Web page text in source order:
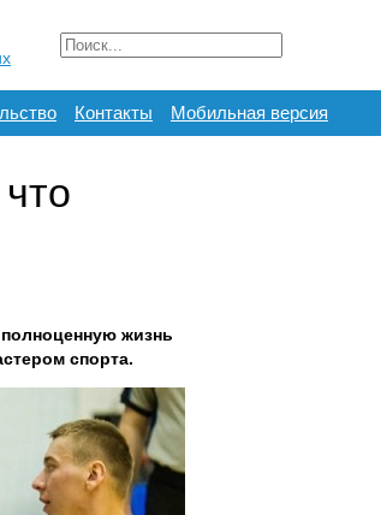
Контакты Мобильная версия
жизнь
спорта.